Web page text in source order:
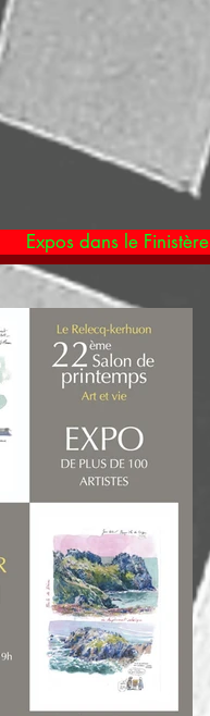
Expos dans le Finistère